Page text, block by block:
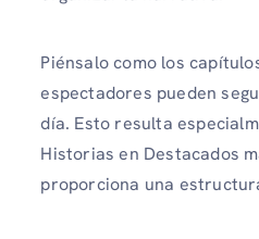
Piénsalo como los
espectadores pueden
día. Esto resulta
Historias en Destacados
proporciona una